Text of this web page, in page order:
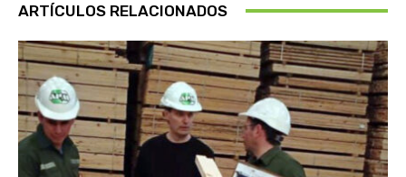
ARTÍCULOS RELACIONADOS